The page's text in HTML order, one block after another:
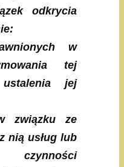
odkrycia
w
tej
jej
związku ze
nią usług lub
czynności